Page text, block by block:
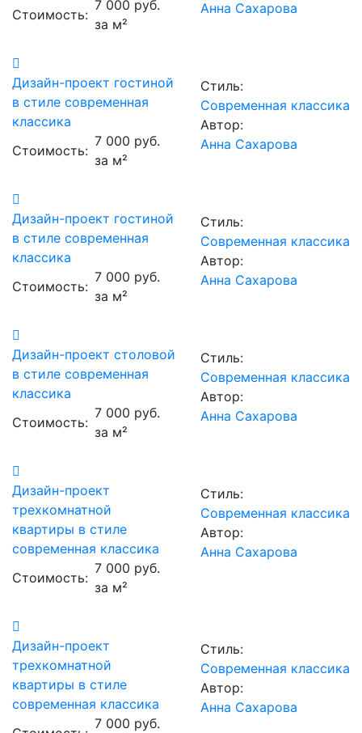
Стоимость:
7 000 руб.
за м²
Анна Сахарова
Дизайн-проект гостиной
в стиле современная
классика
Стоимость:
7 000 руб.
за м²
Стиль:
Современная классика
Автор:
Анна Сахарова
Дизайн-проект гостиной
в стиле современная
классика
Стоимость:
7 000 руб.
за м²
Стиль:
Современная классика
Автор:
Анна Сахарова
Дизайн-проект столовой
в стиле современная
классика
Стоимость:
7 000 руб.
за м²
Стиль:
Современная классика
Автор:
Анна Сахарова
Дизайн-проект
трехкомнатной
квартиры в стиле
современная классика
Стоимость:
7 000 руб.
за м²
Стиль:
Современная классика
Автор:
Анна Сахарова
Дизайн-проект
трехкомнатной
квартиры в стиле
современная классика
7 000 руб.
Стиль:
Современная классика
Автор:
Анна Сахарова